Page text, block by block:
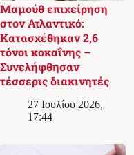
Μαμούθ επιχείρηση
στον Ατλαντικό:
Κατασχέθηκαν 2,6
τόνοι κοκαΐνης –
Συνελήφθησαν
τέσσερις διακινητές
27 Ιουλίου 2026,
17:44